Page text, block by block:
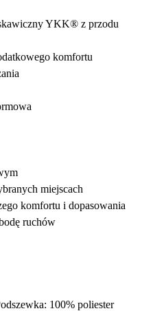
YKK® z przodu
komfortu
miejscach
komfortu i dopasowania
ruchów
100% poliester